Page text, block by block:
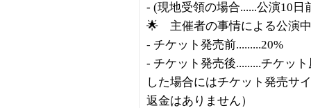
- (現地受領の場合......公演10日
🌟 主催者の事情による公演
- チケット発売前.........20%
- チケット発売後.........チケッ
した場合にはチケット発売サ
返金はありません）